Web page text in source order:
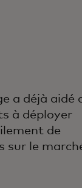
a déjà aidé
à déployer
de
sur le